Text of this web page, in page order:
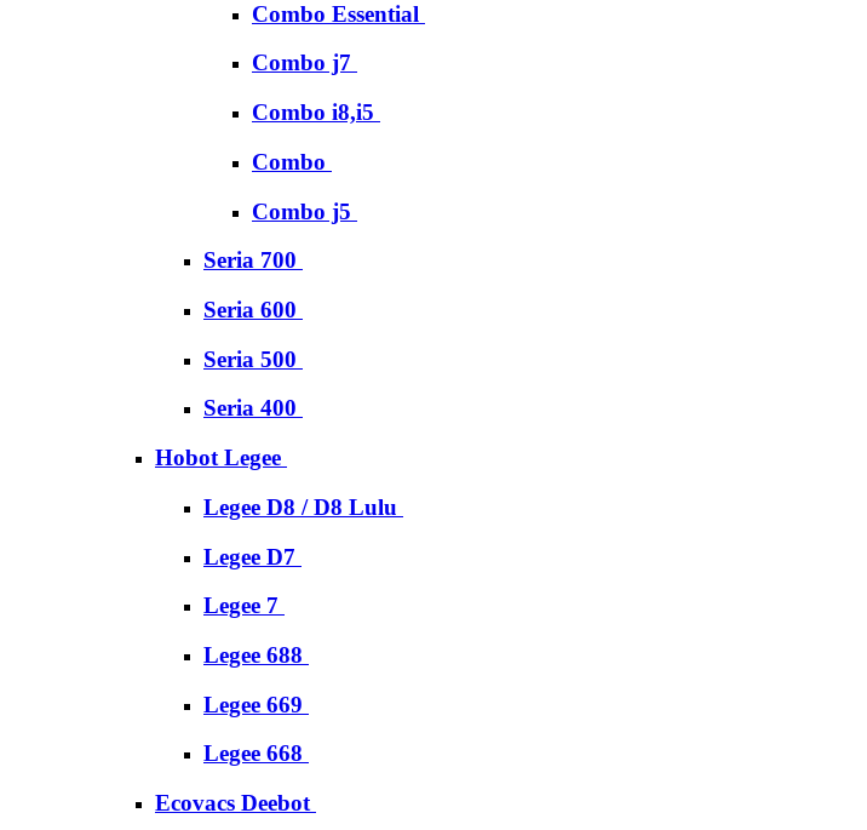
Combo Essential
Combo j7
Combo i8,i5
Combo
Combo j5
Seria 700
Seria 600
Seria 500
Seria 400
Hobot Legee
Legee D8 / D8 Lulu
Legee D7
Legee 7
Legee 688
Legee 669
Legee 668
Ecovacs Deebot